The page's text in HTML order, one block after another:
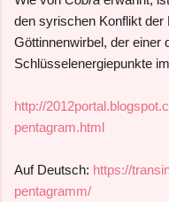
den syrischen Konflikt
Göttinnenwirbel, der einer
Schlüsselenergiepunkte
http://
pentagram.html
Auf Deutsch: https://
pentagramm/